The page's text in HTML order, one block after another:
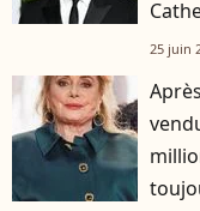
25 juin